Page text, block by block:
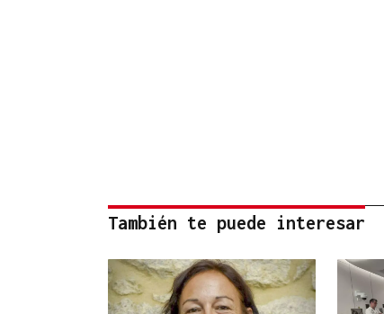
También te puede interesar